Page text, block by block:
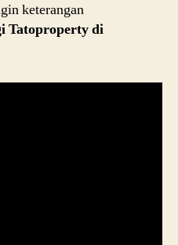
keterangan
Tatoproperty di